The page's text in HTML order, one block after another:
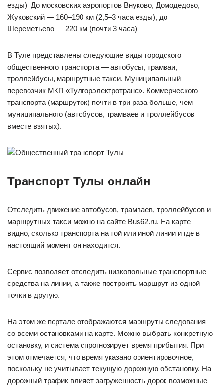
езды). До московских аэропортов Внуково, Домодедово,
Жуковский — 160–190 км (2,5–3 часа езды), до
Шереметьево — 220 км (почти 3 часа).
В Туле представлены следующие виды городского
общественного транспорта — автобусы, трамваи,
троллейбусы, маршрутные такси. Муниципальный
перевозчик МКП «Тулгорэлектротранс». Коммерческого
транспорта (маршруток) почти в три раза больше, чем
муниципального (автобусов, трамваев и троллейбусов
вместе взятых).
Транспорт Тулы онлайн
Отследить движение автобусов, трамваев, троллейбусов и
маршрутных такси можно на сайте Bus62.ru. На карте
видно, сколько транспорта на той или иной линии и где в
настоящий момент он находится.
Сервис позволяет отследить низкопольные транспортные
средства на линии, а также построить маршрут из одной
точки в другую.
На этом же портале отображаются маршруты следования
со всеми остановками на карте. Можно выбрать конкретную
остановку, и система спрогнозирует время прибытия. При
этом отмечается, что время указано ориентировочное,
поскольку не учитывает текущую дорожную обстановку. На
дорожный трафик влияет загруженность дорог, возможные